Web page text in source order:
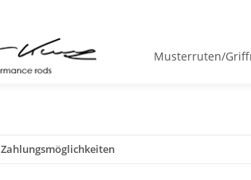
Musterruten/
Zahlungsmöglichkeiten